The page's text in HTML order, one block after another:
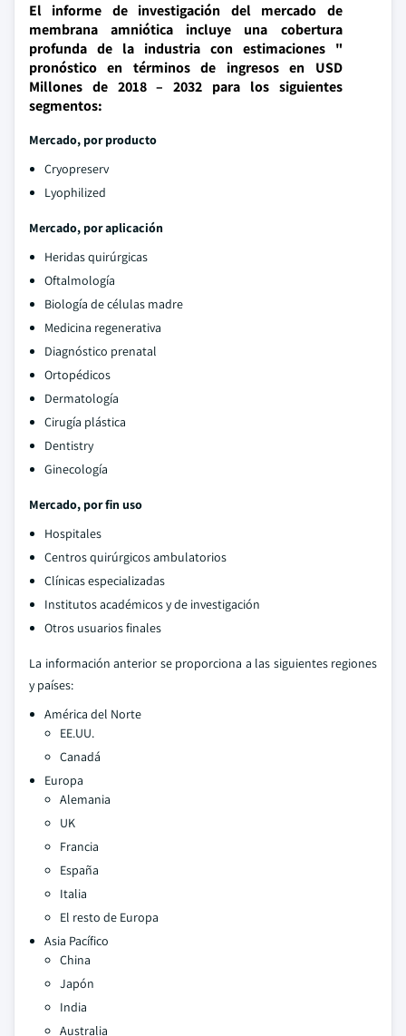
El informe de investigación del mercado de
membrana amniótica incluye una cobertura
profunda de la industria con estimaciones "
pronóstico en términos de ingresos en USD
Millones de 2018 – 2032 para los siguientes
segmentos:
Mercado, por producto
Cryopreserv
Lyophilized
Mercado, por aplicación
Heridas quirúrgicas
Oftalmología
Biología de células madre
Medicina regenerativa
Diagnóstico prenatal
Ortopédicos
Dermatología
Cirugía plástica
Dentistry
Ginecología
Mercado, por fin uso
Hospitales
Centros quirúrgicos ambulatorios
Clínicas especializadas
Institutos académicos y de investigación
Otros usuarios finales
La información anterior se proporciona a las siguientes regiones
y países:
América del Norte
EE.UU.
Canadá
Europa
Alemania
UK
Francia
España
Italia
El resto de Europa
Asia Pacífico
China
Japón
India
Australia